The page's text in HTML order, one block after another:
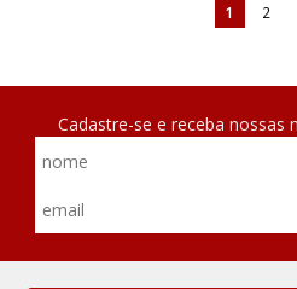
1 2
Cadastre-se e receba nossas